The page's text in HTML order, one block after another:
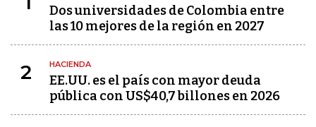
Dos universidades de Colombia entre
las 10 mejores de la región en 2027
2 HACIENDA
EE.UU. es el país con mayor deuda
pública con US$40,7 billones en 2026